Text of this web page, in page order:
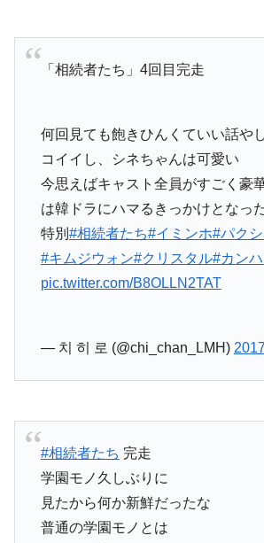
「相続者たち」4回目完走
何回見ても飽きひんくていい話や
コイイし、シネちゃんは可愛い
今思えばキャスト全員がすごく豪
は韓ドラにハマるきっかけとなっ
特別 #相続者たち#イミンホ#パク
#キムジウォン#クリスタル#カン
pic.twitter.com/B8OLLN2TAT
— 치 히 로 (@chi_chan_LMH)
#相続者たち 完走
学園モノ久しぶりに
見たから何か新鮮だったな
普通の学園モノとは